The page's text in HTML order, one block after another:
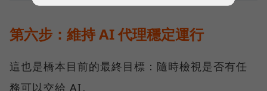
第六步：維持 AI 代理穩定運行
這也是橋本目前的最終目標：隨時檢視是否有任
務可以交給 AI。